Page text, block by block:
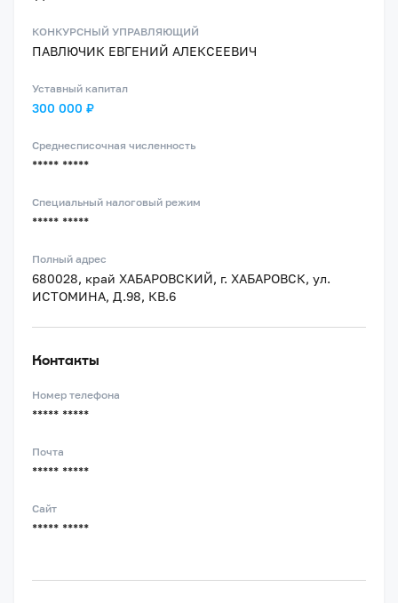
КОНКУРСНЫЙ УПРАВЛЯЮЩИЙ
ПАВЛЮЧИК ЕВГЕНИЙ АЛЕКСЕЕВИЧ
Уставный капитал
300 000 ₽
Среднесписочная численность
***** *****
Специальный налоговый режим
***** *****
Полный адрес
680028, край ХАБАРОВСКИЙ, г. ХАБАРОВСК, ул.
ИСТОМИНА, Д.98, КВ.6
Контакты
Номер телефона
***** *****
Почта
***** *****
Сайт
***** *****